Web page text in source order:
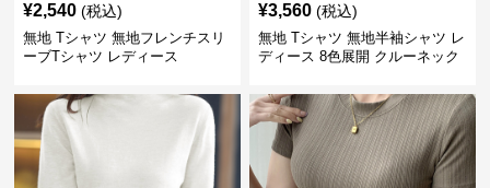
¥2,540 (税込)
無地 Tシャツ 無地フレンチスリ
ーブTシャツ レディース
¥3,560 (税込)
無地 Tシャツ 無地半袖シャツ レ
ディース 8色展開 クルーネック